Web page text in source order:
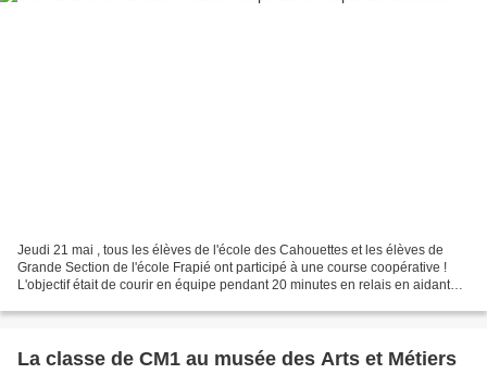
Jeudi 21 mai , tous les élèves de l'école des Cahouettes et les élèves de
Grande Section de l'école Frapié ont participé à une course coopérative !
L'objectif était de courir en équipe pendant 20 minutes en relais en aidant
La classe de CM1 au musée des Arts et Métiers